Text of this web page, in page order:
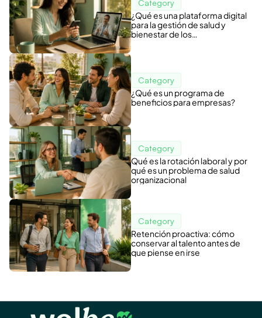
Category
¿Qué es una plataforma digital
para la gestión de salud y
bienestar de los
Category
¿Qué es un programa de
beneficios para empresas?
Category
Qué es la rotación laboral y por
qué es un problema de salud
organizacional
Category
Retención proactiva: cómo
conservar al talento antes de
que piense en irse